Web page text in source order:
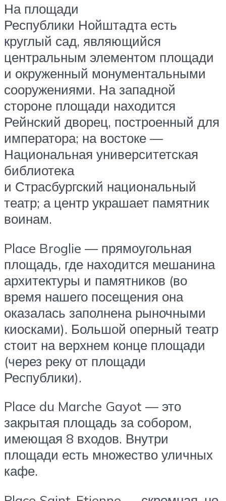
На площади
Республики Нойштадта есть
круглый сад, являющийся
центральным элементом площади
и окруженный монументальными
сооружениями. На западной
стороне площади находится
Рейнский дворец, построенный для
императора; на востоке —
Национальная университетская
библиотека
и Страсбургский национальный
театр; а центр украшает памятник
воинам.
Place Broglie — прямоугольная
площадь, где находится мешанина
архитектуры и памятников (во
время нашего посещения она
оказалась заполнена рыночными
киосками). Большой оперный театр
стоит на верхнем конце площади
(через реку от площади
Республики).
Place du Marche Gayot — это
закрытая площадь за собором,
имеющая 8 входов. Внутри
площади есть множество уличных
кафе.